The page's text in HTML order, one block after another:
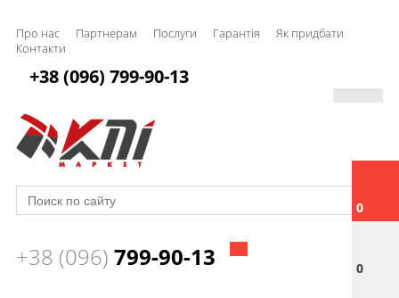
Про нас Партнерам Послуги Гарантія
Як придбати
Контакти
0
0
+38 (096) 799-90-13
+38 (096) 799-90-13